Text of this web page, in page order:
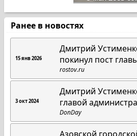
Ранее в новостях
15 янв 2026
Дмитрий
покинул пост
rostov.ru
3 окт 2024
Дмитрий
главой
DonDay